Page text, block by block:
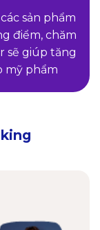
sản phẩm
điểm, chăm
sẽ giúp tăng
mỹ phẩm